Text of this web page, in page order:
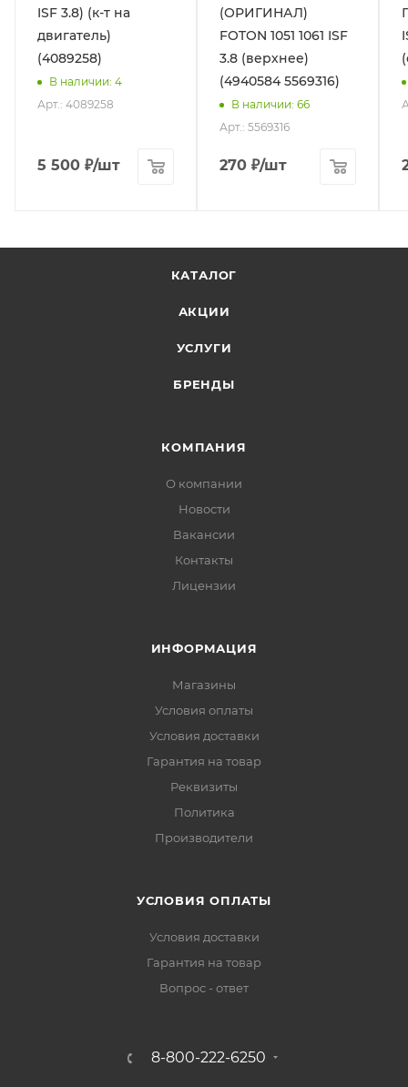
ISF 3.8) (к-т на
двигатель)
(4089258)
В наличии: 4
Арт.: 4089258
5 500 ₽/шт
(ОРИГИНАЛ)
FOTON 1051 1061 ISF
3.8 (верхнее)
(4940584 5569316)
В наличии: 66
Арт.: 5569316
270 ₽/шт
КАТАЛОГ
АКЦИИ
УСЛУГИ
БРЕНДЫ
КОМПАНИЯ
О компании
Новости
Вакансии
Контакты
Лицензии
ИНФОРМАЦИЯ
Магазины
Условия оплаты
Условия доставки
Гарантия на товар
Реквизиты
Политика
Производители
УСЛОВИЯ ОПЛАТЫ
Условия доставки
Гарантия на товар
Вопрос - ответ
8-800-222-6250